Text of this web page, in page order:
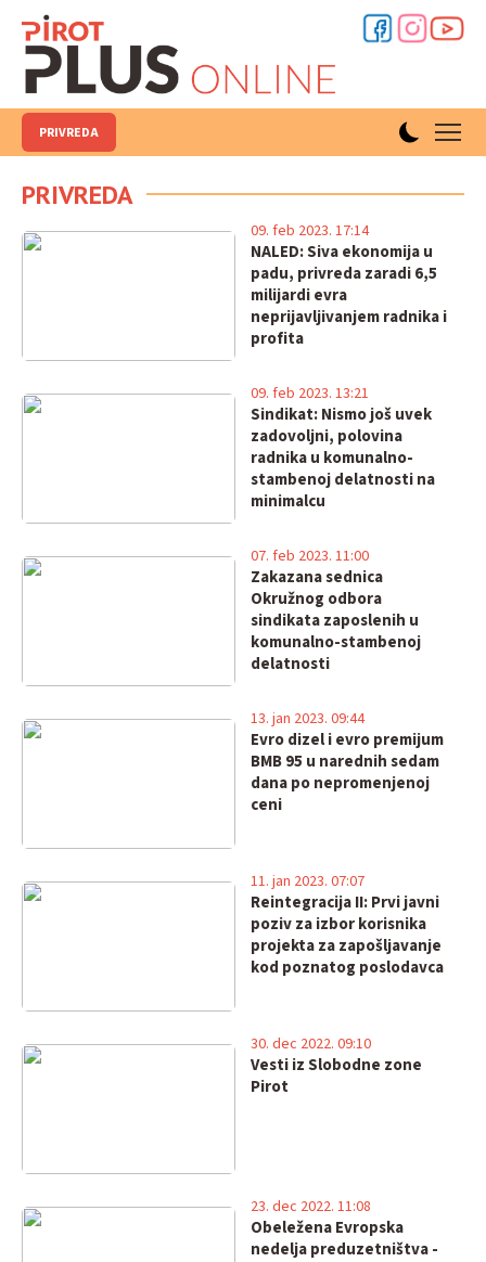
PRIVREDA
PRIVREDA
NALED: Siva ekonomija u
padu, privreda zaradi 6,5
milijardi evra
neprijavljivanjem radnika i
profita
09. feb 2023. 17:14
Sindikat: Nismo još uvek
zadovoljni, polovina
radnika u komunalno-
stambenoj delatnosti na
minimalcu
09. feb 2023. 13:21
Zakazana sednica
Okružnog odbora
sindikata zaposlenih u
komunalno-stambenoj
delatnosti
07. feb 2023. 11:00
Evro dizel i evro premijum
BMB 95 u narednih sedam
dana po nepromenjenoj
ceni
13. jan 2023. 09:44
Reintegracija II: Prvi javni
poziv za izbor korisnika
projekta za zapošljavanje
kod poznatog poslodavca
11. jan 2023. 07:07
Vesti iz Slobodne zone
Pirot
30. dec 2022. 09:10
Obeležena Evropska
nedelja preduzetništva -
23. dec 2022. 11:08